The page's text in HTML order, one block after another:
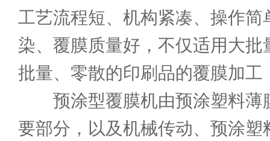
工艺流程短、机构紧凑、操作
染、覆膜质量好，不仅适用大
批量、零散的印刷品的覆膜加工
预涂型覆膜机由预涂塑料薄
要部分，以及机械传动、预涂